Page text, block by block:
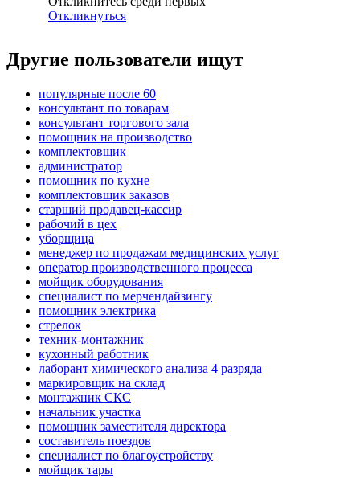
Откликнуться
Другие пользователи ищут
популярные после 60
консультант по товарам
консультант торгового зала
помощник на производство
комплектовщик
администратор
помощник по кухне
комплектовщик заказов
старший продавец-кассир
рабочий в цех
уборщица
менеджер по продажам медицинских услуг
оператор производственного процесса
мойщик оборудования
специалист по мерчендайзингу
помощник электрика
стрелок
техник-монтажник
кухонный работник
лаборант химического анализа 4 разряда
маркировщик на склад
монтажник СКС
начальник участка
помощник заместителя директора
составитель поездов
специалист по благоустройству
мойщик тары